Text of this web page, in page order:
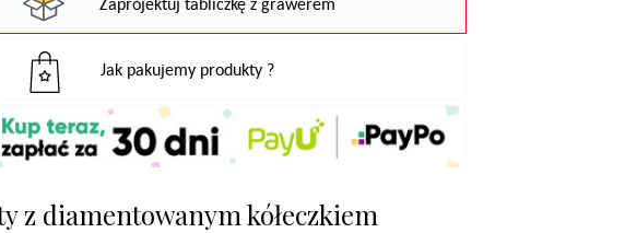
Jak pakujemy produkty ?
z diamentowanym kółeczkiem